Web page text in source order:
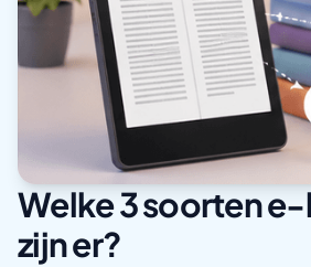
Welke 3 soorten
zijn er?